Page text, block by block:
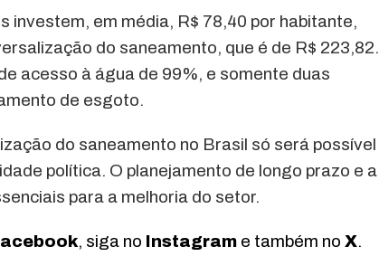
investem, em média, R$ 78,40 por habitante,
do saneamento, que é de R$ 223,82.
acesso à água de 99%, e somente duas
de esgoto.
do saneamento no Brasil só será possível
política. O planejamento de longo prazo e a
para a melhoria do setor.
, siga no Instagram e também no X.